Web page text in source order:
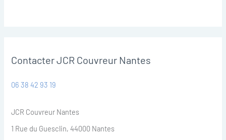
Contacter JCR Couvreur Nantes
06 38 42 93 19
JCR Couvreur Nantes
1 Rue du Guesclin, 44000 Nantes